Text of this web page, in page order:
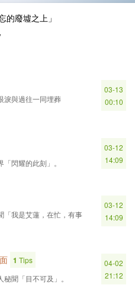
的廢墟之上」
淚與過往一同埋葬
03-13
00:10
閃耀的此刻」。
03-12
14:09
「我是艾蓮，在忙，有事
03-12
14:09
1 Tips
聞「目不可及」。
04-02
21:12